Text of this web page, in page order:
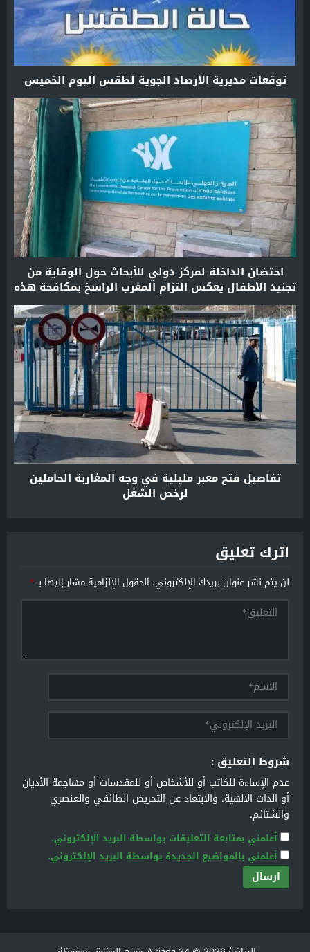
توقعات مديرية الأرصاد الجوية لطقس اليوم الخميس
احتضان الداخلة لمركز دولي للأبحاث حول الوقاية من
تجنيد الأطفال يعكس التزام المغرب الراسخ بمكافحة هذه
الآفة
تفاصيل فتح معبر مليلية في وجه المغاربة الحاملين
لرخص الشغل
اترك تعليق
لن يتم نشر عنوان بريدك الإلكتروني. الحقول الإلزامية مشار إليها بـ*
شروط التعليق :
عدم الإساءة للكاتب أو للأشخاص أو للمقدسات أو مهاجمة الأديان
أو الذات الالهية. والابتعاد عن التحريض الطائفي والعنصري
والشتائم.
أعلمني بمتابعة التعليقات بواسطة البريد الإلكتروني.
أعلمني بالمواضيع الجديدة بواسطة البريد الإلكتروني.